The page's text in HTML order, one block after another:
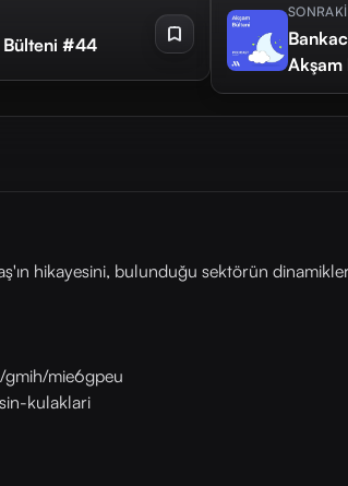
Bülteni #44
hikayesini, bulunduğu sektörün
gmih/mie6gpeu
kulaklari